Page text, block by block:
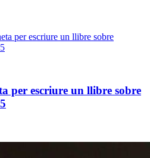
per escriure un llibre sobre